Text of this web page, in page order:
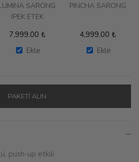
SARONG
İPEK ETEK
7,999.00 ₺
Ekle
PINCHA SARONG
4,999.00 ₺
Ekle
PAKETI ALIN
push-up etkili